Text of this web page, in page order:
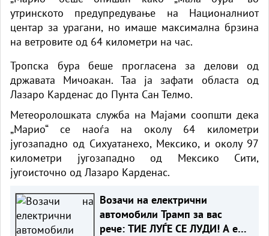
утринското предупредување на Националниот
центар за урагани, но имаше максимална брзина
на ветровите од 64 километри на час.
Тропска бура беше прогласена за делови од
државата Мичоакан. Таа ја зафати областа од
Лазаро Карденас до Пунта Сан Телмо.
Метеоролошката служба на Мајами соопшти дека
„Марио“ се наоѓа на околу 64 километри
југозападно од Сихуатанехо, Мексико, и околу 97
километри југозападно од Мексико Сити,
југоисточно од Лазаро Карденас.
Возачи на електрични
автомобили Трамп за вас
рече: ТИЕ ЛУЃЕ СЕ ЛУДИ! А еве